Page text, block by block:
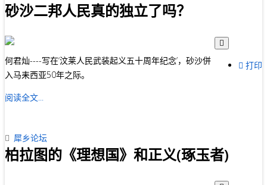
砂沙二邦人民真的独立了吗？
打印
何君灿----写在‘汶莱人民武装起义五十周年纪念’，砂沙併
入马耒西亚50年之际。
阅读全文...
犀乡论坛
柏拉图的《理想国》和正义(琢玉者)